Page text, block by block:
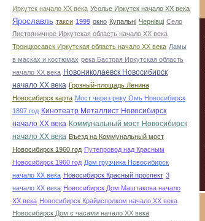
Иркутск начало ХХ века Усолье Иркутск начало ХХ века
Ярославль такси 1999 окно Купальні Чернівці Село
Листвяничное Иркутская область начало ХХ века
Троицкосавск Иркутская область начало ХХ века Ламы
в масках и костюмах река Бастрая Иркутская область
начало ХХ века Новониколаевск Новосибирск
начало ХХ века Грозный-площадь Ленина
Новосибирск карта Мост через реку Омь Новосибирск
1897 год Кинотеатр Металлист Новосибирск
начало ХХ века Коммунальный мост Новосибирск
начало ХХ века Въезд на Коммунальный мост
Новосибирск 1960 год Путепровод над Красным
Новосибирск 1960 год Дом грузчика Новосибирск
начало ХХ века Новосибирск Красный проспект 3
начало ХХ века Новосибирск Дом Маштакова начало
ХХ века Новосибирск Крайисполком начало ХХ века
Новосибирск Дом с часами начало ХХ века